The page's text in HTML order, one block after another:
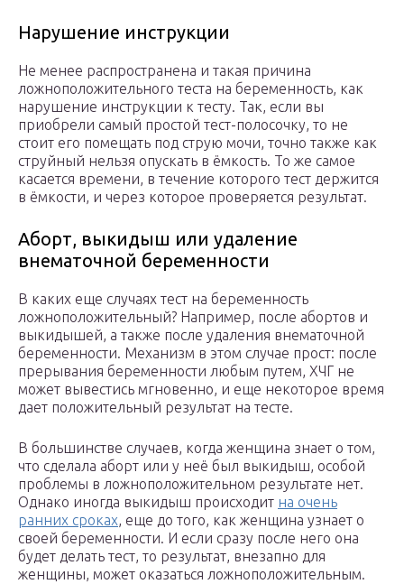
Нарушение инструкции
Не менее распространена и такая причина
ложноположительного теста на беременность, как
нарушение инструкции к тесту. Так, если вы
приобрели самый простой тест-полосочку, то не
стоит его помещать под струю мочи, точно также как
струйный нельзя опускать в ёмкость. То же самое
касается времени, в течение которого тест держится
в ёмкости, и через которое проверяется результат.
Аборт, выкидыш или удаление
внематочной беременности
В каких еще случаях тест на беременность
ложноположительный? Например, после абортов и
выкидышей, а также после удаления внематочной
беременности. Механизм в этом случае прост: после
прерывания беременности любым путем, ХЧГ не
может вывестись мгновенно, и еще некоторое время
дает положительный результат на тесте.
В большинстве случаев, когда женщина знает о том,
что сделала аборт или у неё был выкидыш, особой
проблемы в ложноположительном результате нет.
Однако иногда выкидыш происходит на очень
ранних сроках, еще до того, как женщина узнает о
своей беременности. И если сразу после него она
будет делать тест, то результат, внезапно для
женщины, может оказаться ложноположительным.